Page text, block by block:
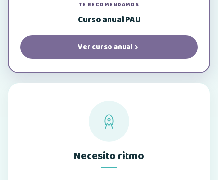
TE RECOMENDAMOS
Curso anual PAU
Ver curso anual
Necesito ritmo